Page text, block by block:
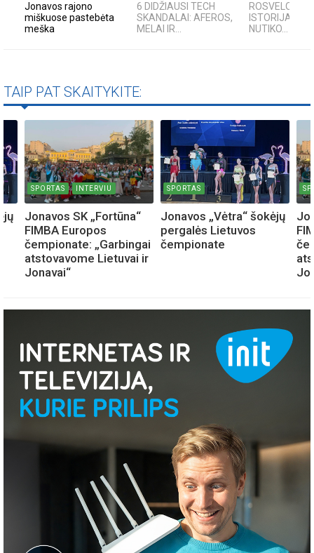
Jonavos rajono
miškuose pastebėta
meška
6 DIDŽIAUSI TECH
SKANDALAI: AFEROS,
MELAI IR...
ROSVELO
ISTORIJA: KAS
NUTIKO...
TAIP PAT SKAITYKITE:
SPORTAS INTERVIU
Jonavos SK „Fortūna“
FIMBA Europos
čempionate: „Garbingai
atstovavome Lietuvai ir
Jonavai“
SPORTAS
Jonavos „Vėtra“ šokėjų
pergalės Lietuvos
čempionate